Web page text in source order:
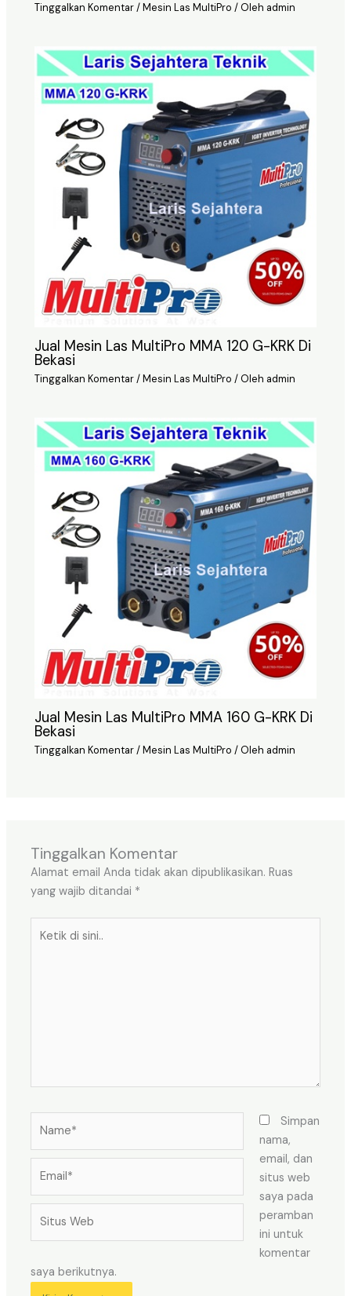
Tinggalkan Komentar/Mesin Las MultiPro / Oleh admin
Jual Mesin Las MultiPro MMA 120 G-KRK Di
Bekasi
Tinggalkan Komentar/Mesin Las MultiPro / Oleh admin
Jual Mesin Las MultiPro MMA 160 G-KRK Di
Bekasi
Tinggalkan Komentar/Mesin Las MultiPro / Oleh admin
Tinggalkan Komentar
Alamat email Anda tidak akan dipublikasikan. Ruas
yang wajib ditandai *
Web
Simpan
nama,
email, dan
situs web
saya pada
peramban
ini untuk
komentar
saya berikutnya.